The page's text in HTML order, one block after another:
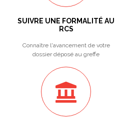
SUIVRE UNE FORMALITÉ AU
RCS
Connaître l'avancement de votre
dossier déposé au greffe